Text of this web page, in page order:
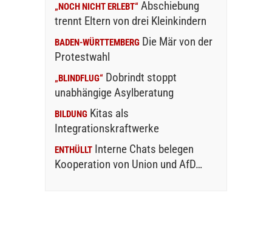
„NOCH NICHT ERLEBT“ Abschiebung
trennt Eltern von drei Kleinkindern
BADEN-WÜRTTEMBERG Die Mär von der
Protestwahl
„BLINDFLUG“ Dobrindt stoppt
unabhängige Asylberatung
BILDUNG Kitas als
Integrationskraftwerke
ENTHÜLLT Interne Chats belegen
Kooperation von Union und AfD…